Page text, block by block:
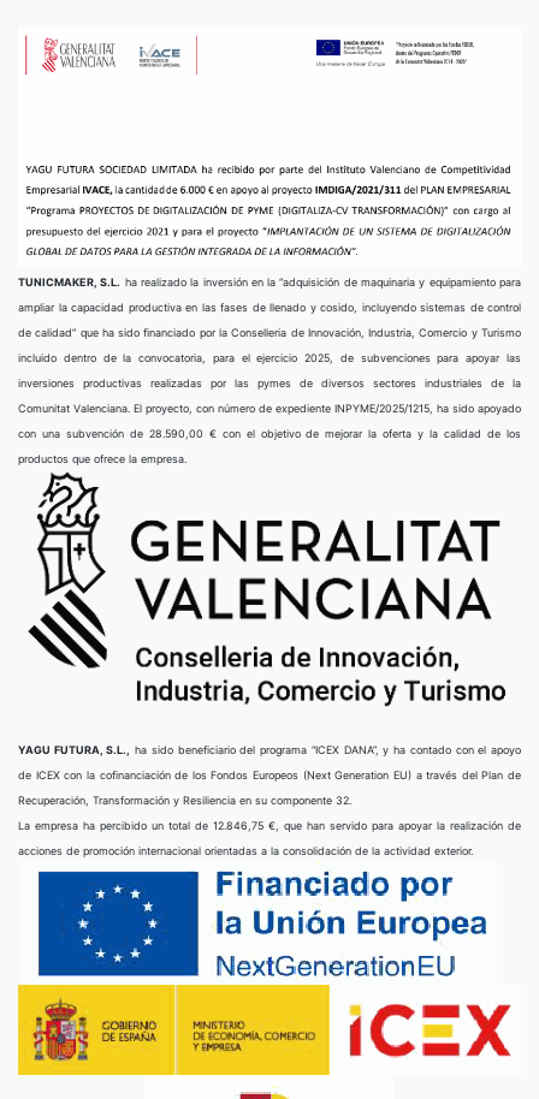
TUNICMAKER, S.L. ha realizado la inversión en la “adquisición de maquinaria y equipamiento para
ampliar la capacidad productiva en las fases de llenado y cosido, incluyendo sistemas de control
de calidad” que ha sido financiado por la Conselleria de Innovación, Industria, Comercio y Turismo
incluido dentro de la convocatoria, para el ejercicio 2025, de subvenciones para apoyar las
inversiones productivas realizadas por las pymes de diversos sectores industriales de la
Comunitat Valenciana. El proyecto, con número de expediente INPYME/2025/1215, ha sido apoyado
con una subvención de 28.590,00 € con el objetivo de mejorar la oferta y la calidad de los
productos que ofrece la empresa.
YAGU FUTURA, S.L.,
ha sido beneficiario del programa “ICEX DANA”, y ha contado con el apoyo
de ICEX con la cofinanciación de los Fondos Europeos (Next Generation EU) a través del Plan de
Recuperación, Transformación y Resiliencia en su componente 32.
La empresa ha percibido un total de 12.846,75 €, que han servido para apoyar la realización de
acciones de promoción internacional orientadas a la consolidación de la actividad exterior.